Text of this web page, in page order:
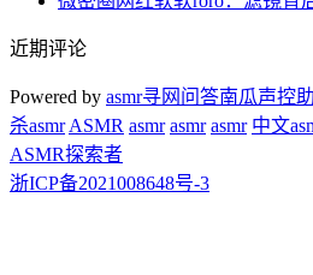
近期评论
Powered by asmr寻网问答南瓜声控
杀asmr ASMR asmr asmr asmr 中文
ASMR探索者
浙ICP备2021008648号-3